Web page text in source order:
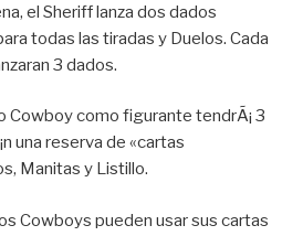
el Sheriff lanza dos dados
todas las tiradas y Duelos. Cada
3 dados.
Cowboy como figurante tendrÃ¡ 3
una reserva de «cartas
Manitas y Listillo.
Cowboys pueden usar sus cartas